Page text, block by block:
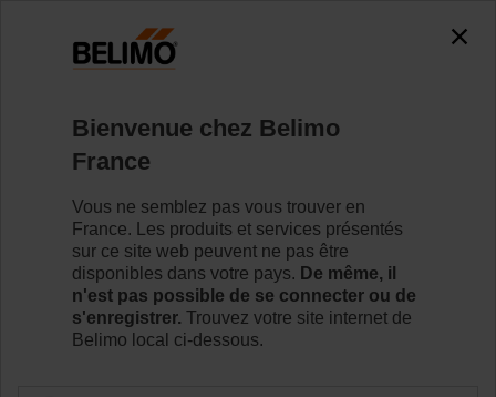
S2A-H
Retour a la catégorie de produits
Bienvenue chez Belimo
France
Vous ne semblez pas vous trouver en
France. Les produits et services présentés
sur ce site web peuvent ne pas être
disponibles dans votre pays. De même, il
n'est pas possible de se connecter ou de
s'enregistrer. Trouvez votre site internet de
Belimo local ci-dessous.